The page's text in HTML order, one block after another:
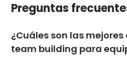
Preguntas
¿Cuáles son las
team building para